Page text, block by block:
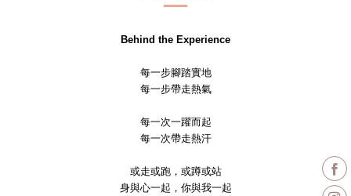
Behind the Experience
每一步腳踏實地
每一步帶走熱氣
每一次一躍而起
每一次帶走熱汗
或走或跑，或蹲或站
身與心一起，你與我一起